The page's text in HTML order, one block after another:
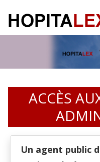
ACCÈS
Un agent public